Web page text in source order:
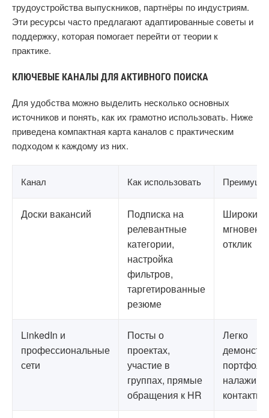
трудоустройства выпускников, партнёры по индустриям.
Эти ресурсы часто предлагают адаптированные советы и
поддержку, которая помогает перейти от теории к
практике.
КЛЮЧЕВЫЕ КАНАЛЫ ДЛЯ АКТИВНОГО ПОИСКА
Для удобства можно выделить несколько основных
источников и понять, как их грамотно использовать. Ниже
приведена компактная карта каналов с практическим
подходом к каждому из них.
Канал Как использовать
Доски вакансий
Подписка на
релевантные
категории,
настройка
фильтров,
таргетированные
резюме
Широкий
отклик
LinkedIn и
профессиональные
сети
Посты о
проектах,
участие в
группах, прямые
обращения к HR
Легко
контакты